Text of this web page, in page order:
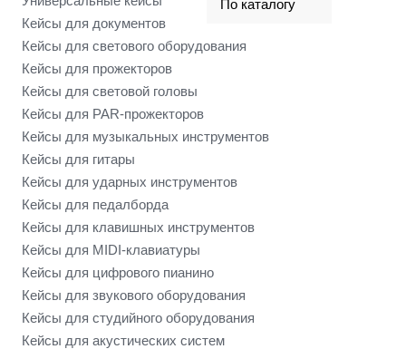
По каталогу
Кейсы для документов
Кейсы для светового оборудования
Кейсы для прожекторов
Кейсы для световой головы
Кейсы для PAR-прожекторов
Кейсы для музыкальных инструментов
Кейсы для гитары
Кейсы для ударных инструментов
Кейсы для педалборда
Кейсы для клавишных инструментов
Кейсы для MIDI-клавиатуры
Кейсы для цифрового пианино
Кейсы для звукового оборудования
Кейсы для студийного оборудования
Кейсы для акустических систем